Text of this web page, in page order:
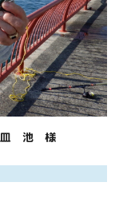
皿 池 様